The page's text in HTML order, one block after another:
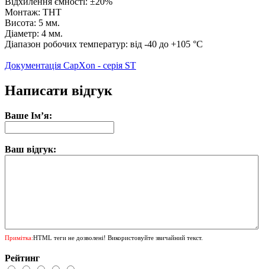
Монтаж: THT
Висота: 5 мм.
Діаметр: 4 мм.
Діапазон робочих температур: від -40 до +105 °C
Документація CapXon - серія ST
Написати відгук
Ваше Ім’я:
Ваш відгук:
Примітка:HTML теги не дозволені! Використовуйте звичайний текст.
Рейтинг